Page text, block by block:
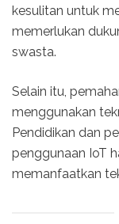
kesulitan untuk
memerlukan
swasta.
Selain itu,
menggunakan
Pendidikan dan
penggunaan IoT
memanfaatkan